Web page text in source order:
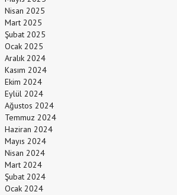
Nisan 2025
Mart 2025
Şubat 2025
Ocak 2025
Aralık 2024
Kasım 2024
Ekim 2024
Eylül 2024
Ağustos 2024
Temmuz 2024
Haziran 2024
Mayıs 2024
Nisan 2024
Mart 2024
Şubat 2024
Ocak 2024